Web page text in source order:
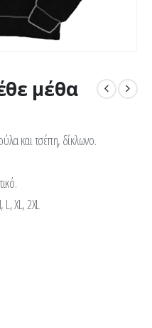
μέθα
και τσέπη, δίκλωνο.
XL, 2XL